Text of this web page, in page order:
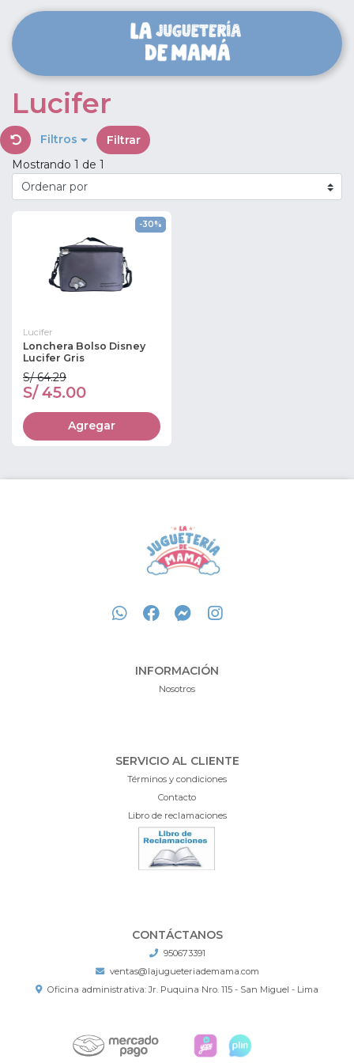
Lucifer
Filtros
Filtrar
Mostrando 1 de 1
-30%
Lucifer
Lonchera Bolso Disney
Lucifer Gris
S/ 64.29
S/ 45.00
Agregar
INFORMACIÓN
Nosotros
SERVICIO AL CLIENTE
Términos y condiciones
Contacto
Libro de reclamaciones
CONTÁCTANOS
950673391
ventas@lajugueteriademama.com
Oficina administrativa: Jr. Puquina Nro. 115 - San Miguel - Lima